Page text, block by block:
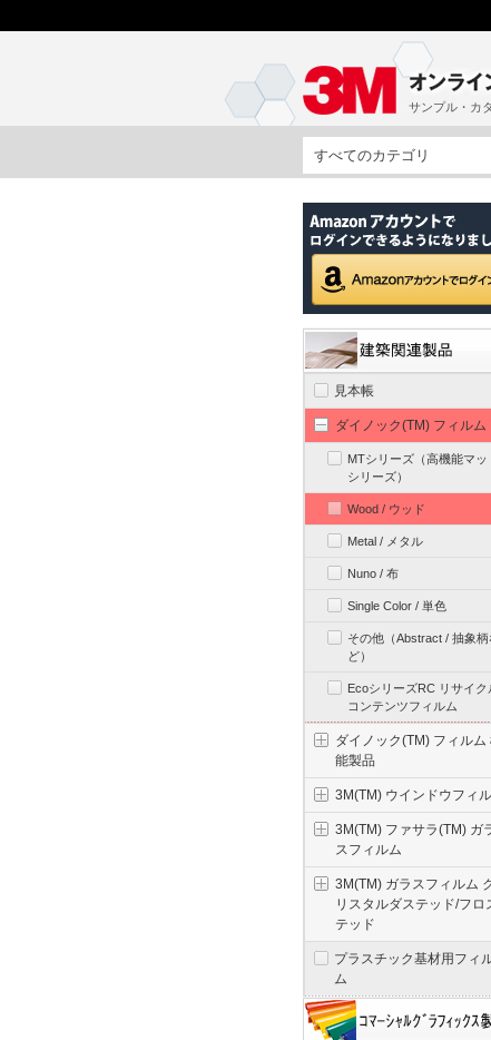
サンプル・カ
すべてのカテゴリ
見本帳
ダイノック(TM) フィルム
MTシリーズ（高機能マッ
シリーズ）
Wood / ウッド
Metal / メタル
Nuno / 布
Single Color / 単色
その他（Abstract / 抽象柄
ど）
EcoシリーズRC リサイク
コンテンツフィルム
ダイノック(TM) フィルム
能製品
3M(TM) ウインドウフィ
3M(TM) ファサラ(TM) ガ
スフィルム
3M(TM) ガラスフィルム
リスタルダステッド/フロ
テッド
プラスチック基材用フィ
ム